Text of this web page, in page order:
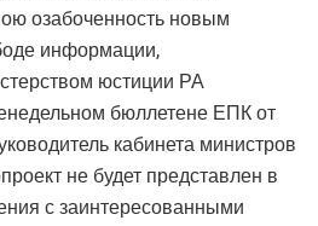
озабоченность новым
информации,
юстиции РА
бюллетене ЕПК от
кабинета министров
не будет представлен в
с заинтересованными